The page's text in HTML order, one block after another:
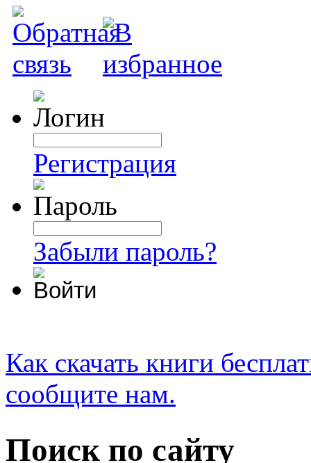
Регистрация
Забыли пароль?
Как скачать книги
сообщите нам.
Поиск по сайту